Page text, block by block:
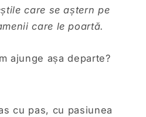
care se aștern pe
care le poartă.
ajunge așa departe?
cu pas, cu pasiunea